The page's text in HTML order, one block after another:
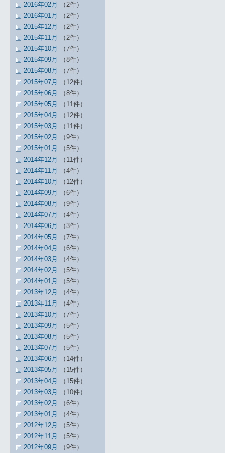
2016年02月
（2件）
2016年01月
（2件）
2015年12月
（2件）
2015年11月
（2件）
2015年10月
（7件）
2015年09月
（8件）
2015年08月
（7件）
2015年07月
（12件）
2015年06月
（8件）
2015年05月
（11件）
2015年04月
（12件）
2015年03月
（11件）
2015年02月
（9件）
2015年01月
（5件）
2014年12月
（11件）
2014年11月
（4件）
2014年10月
（12件）
2014年09月
（6件）
2014年08月
（9件）
2014年07月
（4件）
2014年06月
（3件）
2014年05月
（7件）
2014年04月
（6件）
2014年03月
（4件）
2014年02月
（5件）
2014年01月
（5件）
2013年12月
（4件）
2013年11月
（4件）
2013年10月
（7件）
2013年09月
（5件）
2013年08月
（5件）
2013年07月
（5件）
2013年06月
（14件）
2013年05月
（15件）
2013年04月
（15件）
2013年03月
（10件）
2013年02月
（6件）
2013年01月
（4件）
2012年12月
（5件）
2012年11月
（5件）
2012年09月
（9件）